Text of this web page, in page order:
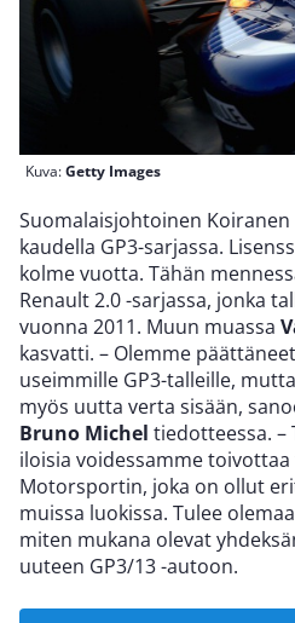
Kuva:Getty Images
Suomalaisjohtoinen
kaudella GP3-sarjassa.
kolme vuotta. Tähän
Renault 2.0 -sarjassa, jonka
vuonna 2011. Muun muassa
kasvatti. – Olemme
useimmille GP3-talleille,
myös uutta verta sisään,
Bruno Michel tiedotteessa. –
iloisia voidessamme
Motorsportin, joka on ollut
muissa luokissa. Tulee
miten mukana olevat
uuteen GP3/13 -autoon.